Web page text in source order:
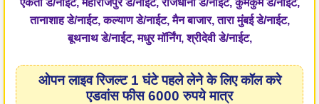
एकता डे/नाईट, महाराजपुर डे/नाईट, राजधानी डे/नाईट, कुमकुम डे/नाईट,
तानाशाह डे/नाईट, कल्याण डे/नाईट, मैन बाजार, तारा मुंबई डे/नाईट,
बूथनाथ डे/नाईट, मधुर मॉर्निंग, श्रीदेवी डे/नाईट,
ओपन लाइव रिजल्ट 1 घंटे पहले लेने के लिए कॉल करे
एडवांस फीस 6000 रुपये मात्र